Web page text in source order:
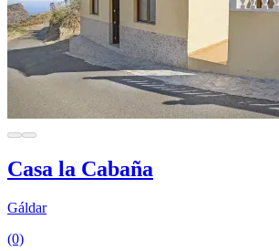
Casa la Cabaña
Gáldar
(0)